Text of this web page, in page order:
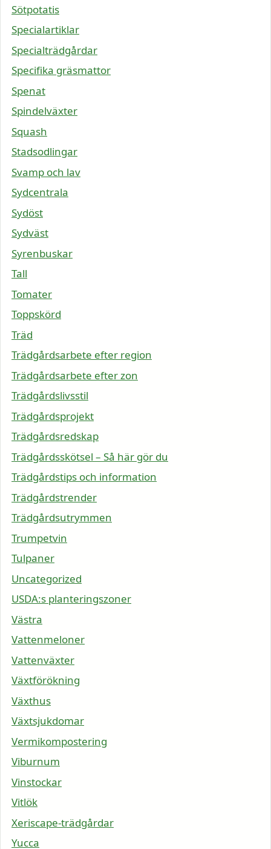
Sötpotatis
Specialartiklar
Specialträdgårdar
Specifika gräsmattor
Spenat
Spindelväxter
Squash
Stadsodlingar
Svamp och lav
Sydcentrala
Sydöst
Sydväst
Syrenbuskar
Tall
Tomater
Toppskörd
Träd
Trädgårdsarbete efter region
Trädgårdsarbete efter zon
Trädgårdslivsstil
Trädgårdsprojekt
Trädgårdsredskap
Trädgårdsskötsel – Så här gör du
Trädgårdstips och information
Trädgårdstrender
Trädgårdsutrymmen
Trumpetvin
Tulpaner
Uncategorized
USDA:s planteringszoner
Västra
Vattenmeloner
Vattenväxter
Växtförökning
Växthus
Växtsjukdomar
Vermikompostering
Viburnum
Vinstockar
Vitlök
Xeriscape-trädgårdar
Yucca